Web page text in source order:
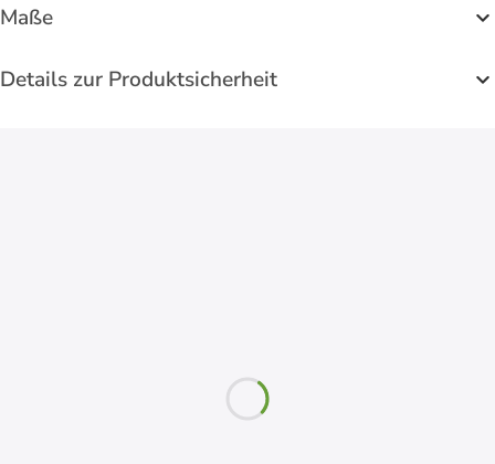
Maße
Details zur Produktsicherheit